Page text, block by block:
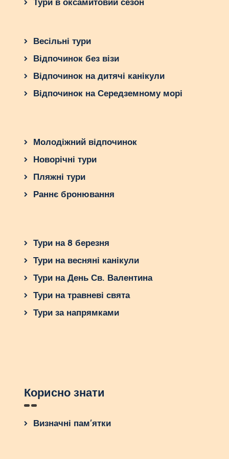
Тури в оксамитовий сезон
Весільні тури
Відпочинок без візи
Відпочинок на дитячі канікули
Відпочинок на Середземному морі
Молодіжний відпочинок
Новорічні тури
Пляжні тури
Раннє бронювання
Тури на 8 березня
Тури на весняні канікули
Тури на День Св. Валентина
Тури на травневі свята
Тури за напрямками
Корисно знати
Визначні пам’ятки